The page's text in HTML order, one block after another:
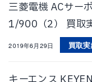
三菱電機 ACサー
1/900（2） 買取
2019年6月29日 買取